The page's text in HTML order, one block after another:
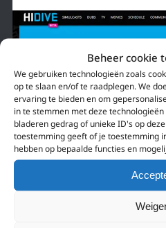
Beheer cookie
We gebruiken technologieën zoals
op te slaan en/of te raadplegen. We
ervaring te bieden en om
in te stemmen met deze
bladeren gedrag of unieke ID's op
toestemming geeft of je toestemming
hebben op bepaalde functies en